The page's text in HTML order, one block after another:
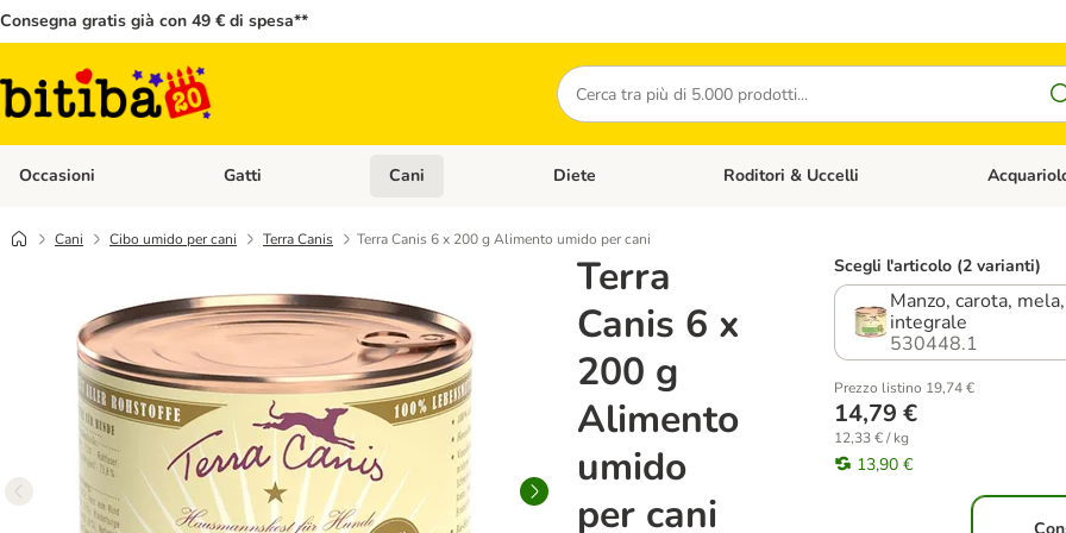
Consegna gratis già con 49 € di spesa**
Cerca
Occasioni Apri Menù Categoria: Occasioni
Gatti Apri Menù Categoria: Gatti
Cani Apri Menù Categoria: Cani
Diete Apri Menù Categoria: Diete
Roditori & Uccelli Apri Menù
Cani Cibo umido per cani Terra Canis Terra Canis 6 x 200 g Alimento umido per cani
Terra
Canis 6 x
200 g
Alimento
umido
per cani
Scegli l'articolo (2 varianti)
Manzo, carota,
integrale
530448.1
Prezzo listino 19,74 €
14,79 €
12,33 € / kg
13,90 €